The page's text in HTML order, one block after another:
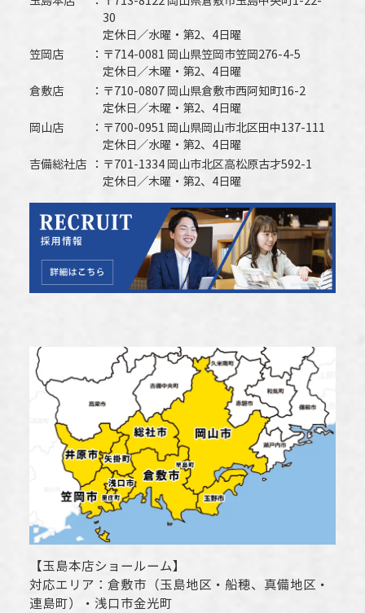
30
定休日／水曜・第2、4日曜
笠岡店
〒714-0081 岡山県笠岡市笠岡276-4-5
定休日／木曜・第2、4日曜
倉敷店
〒710-0807 岡山県倉敷市西阿知町16-2
定休日／木曜・第2、4日曜
岡山店
〒700-0951 岡山県岡山市北区田中137-111
定休日／水曜・第2、4日曜
吉備総社店
〒701-1334 岡山市北区高松原古才592-1
定休日／木曜・第2、4日曜
【玉島本店ショールーム】
対応エリア： 倉敷市 （玉島地区・船穂、真備地区・
連島町）・ 浅口市金光町